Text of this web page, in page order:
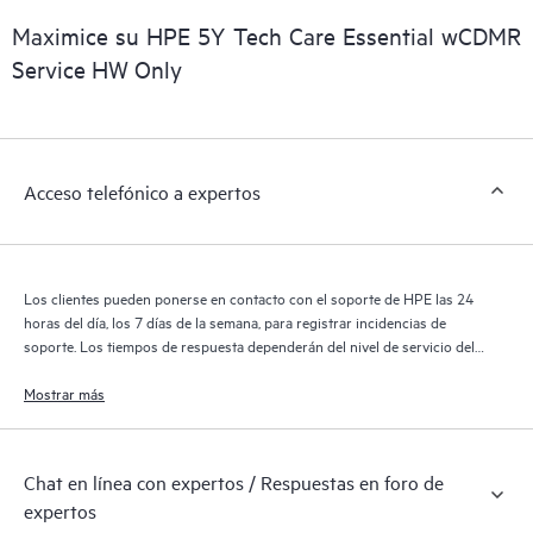
Maximice su HPE 5Y Tech Care Essential wCDMR
Service HW Only
Acceso telefónico a expertos
Los clientes pueden ponerse en contacto con el soporte de HPE las 24
horas del día, los 7 días de la semana, para registrar incidencias de
soporte. Los tiempos de respuesta dependerán del nivel de servicio del
Mostrar más
Chat en línea con expertos / Respuestas en foro de
expertos